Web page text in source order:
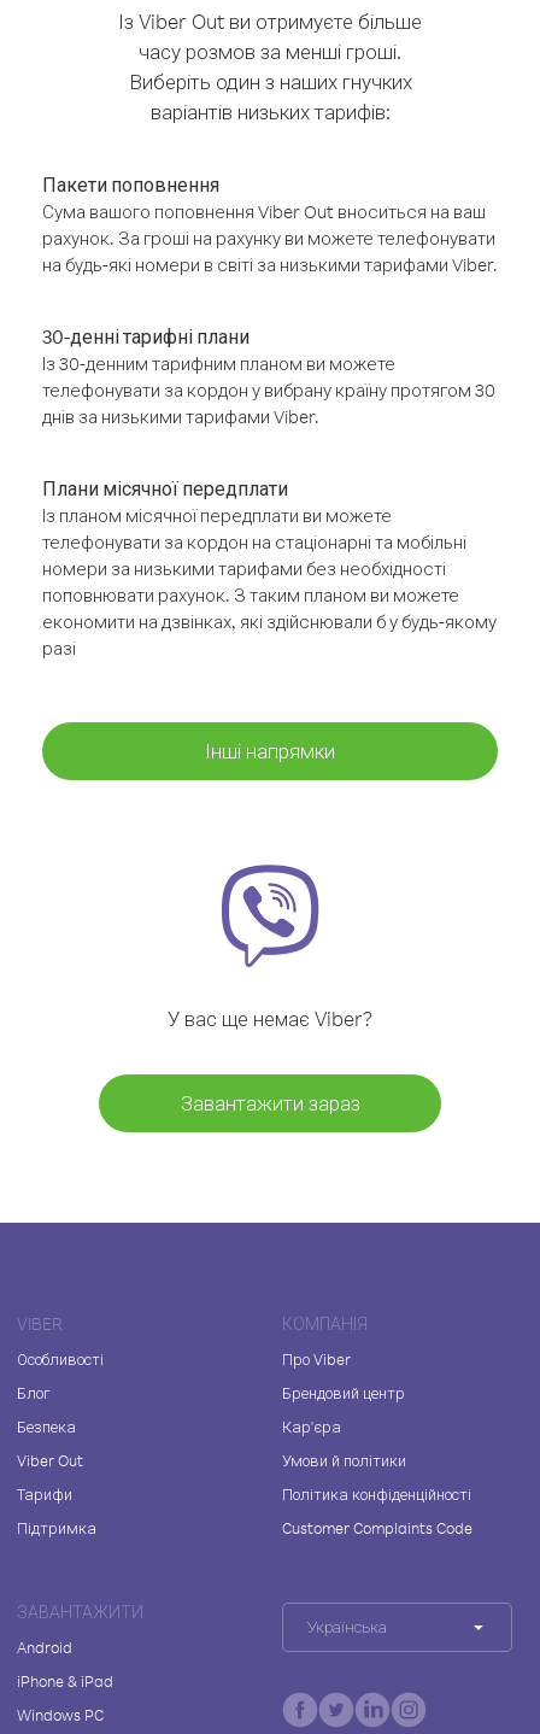
Із Viber Out ви отримуєте більше
часу розмов за менші гроші.
Виберіть один з наших гнучких
варіантів низьких тарифів:
Пакети поповнення
Сума вашого поповнення Viber Out вноситься на ваш
рахунок. За гроші на рахунку ви можете телефонувати
на будь-які номери в світі за низькими тарифами Viber.
30-денні тарифні плани
Із 30-денним тарифним планом ви можете
телефонувати за кордон у вибрану країну протягом 30
днів за низькими тарифами Viber.
Плани місячної передплати
Із планом місячної передплати ви можете
телефонувати за кордон на стаціонарні та мобільні
номери за низькими тарифами без необхідності
поповнювати рахунок. З таким планом ви можете
економити на дзвінках, які здійснювали б у будь-якому
разі
Інші напрямки
У вас ще немає Viber?
Завантажити зараз
VIBER
Особливості
Блог
Безпека
Viber Out
Тарифи
Підтримка
КОМПАНІЯ
Про Viber
Брендовий центр
Кар'єра
Умови й політики
Політика конфіденційності
Customer Complaints Code
ЗАВАНТАЖИТИ
Android
iPhone & iPad
Windows PC
Українська